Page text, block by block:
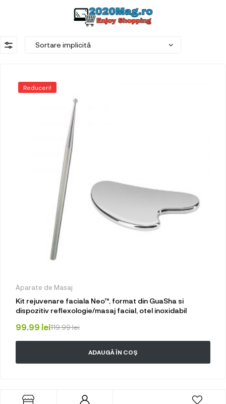
Reduceri!
Aparate de Masaj
Kit rejuvenare faciala Neo™, format din GuaSha si
dispozitiv reflexologie/masaj facial, otel inoxidabil
119.99lei
99.99 lei
ADAUGĂ ÎN COȘ